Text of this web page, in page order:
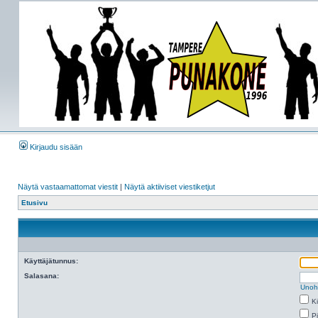
Kirjaudu sisään
Näytä vastaamattomat viestit | Näytä aktiiviset viestiketjut
Etusivu
Käyttäjätunnus:
Salasana: